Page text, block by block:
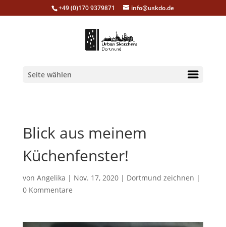
+49 (0)170 9379871 info@uskdo.de
Seite wählen
Blick aus meinem
Küchenfenster!
von Angelika | Nov. 17, 2020| Dortmund zeichnen |
0 Kommentare